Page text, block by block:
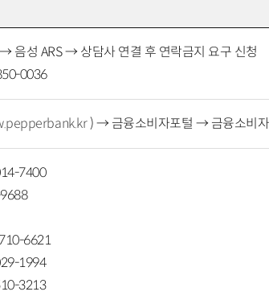
음성 ARS → 상담사 연결 후 연락금지 요구 신청
0036
) → 금융소비자포털 → 금융소비
7400
6621
1994
3213